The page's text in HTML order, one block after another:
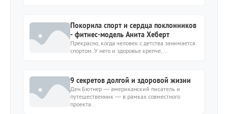
Покорила спорт и сердца поклонников
- фитнес-модель Анита Хеберт
Прекрасно, когда человек с детства занимается
спортом. У него и здоровье крепче,...
9 секретов долгой и здоровой жизни
Ден Бютнер — американский писатель и
путешественник — в рамках совместного
проекта...